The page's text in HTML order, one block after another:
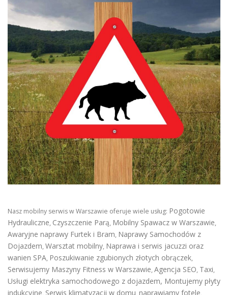
Nasz mobilny serwis w Warszawie oferuje wiele usług: Pogotowie
Hydrauliczne, Czyszczenie Parą, Mobilny Spawacz w Warszawie,
Awaryjne naprawy Furtek i Bram, Naprawy Samochodów z
Dojazdem, Warsztat mobilny, Naprawa i serwis jacuzzi oraz
wanien SPA, Poszukiwanie zgubionych złotych obrączek,
Serwisujemy Maszyny Fitness w Warszawie, Agencja SEO, Taxi,
Usługi elektryka samochodowego z dojazdem, Montujemy płyty
indukcyjne Serwis klimatyzacji w domu naprawiamy fotele